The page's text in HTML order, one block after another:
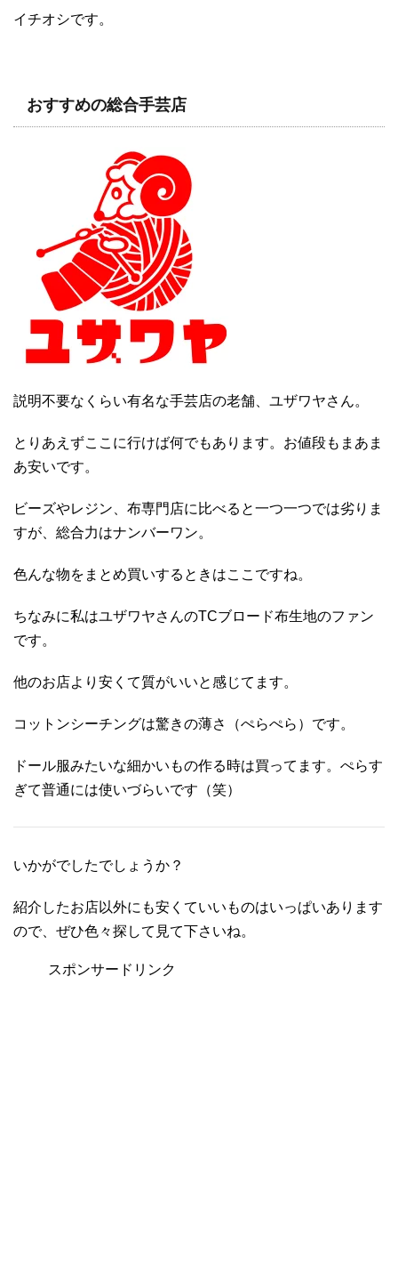
イチオシです。
おすすめの総合手芸店
説明不要なくらい有名な手芸店の老舗、ユザワヤさん。
とりあえずここに行けば何でもあります。お値段もまあま
あ安いです。
ビーズやレジン、布専門店に比べると一つ一つでは劣りま
すが、総合力はナンバーワン。
色んな物をまとめ買いするときはここですね。
ちなみに私はユザワヤさんのTCブロード布生地のファン
です。
他のお店より安くて質がいいと感じてます。
コットンシーチングは驚きの薄さ（ぺらぺら）です。
ドール服みたいな細かいもの作る時は買ってます。ぺらす
ぎて普通には使いづらいです（笑）
いかがでしたでしょうか？
紹介したお店以外にも安くていいものはいっぱいあります
ので、ぜひ色々探して見て下さいね。
スポンサードリンク